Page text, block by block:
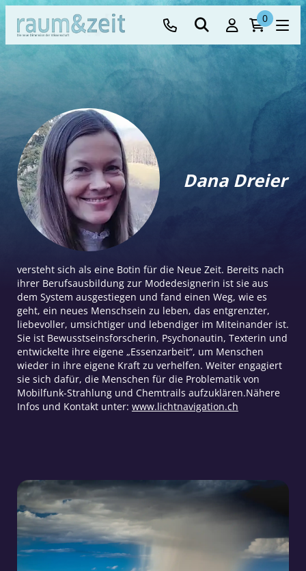
0
Dana Dreier
versteht sich als eine Botin für die Neue Zeit. Bereits nach
ihrer Berufsausbildung zur Modedesignerin ist sie aus
dem System ausgestiegen und fand einen Weg, wie es
geht, ein neues Menschsein zu leben, das entgrenzter,
liebevoller, umsichtiger und lebendiger im Miteinander ist.
Sie ist Bewusstseinsforscherin, Psychonautin, Texterin und
entwickelte ihre eigene „Essenzarbeit“, um Menschen
wieder in ihre eigene Kraft zu verhelfen. Weiter engagiert
sie sich dafür, die Menschen für die Problematik von
Mobilfunk-Strahlung und Chemtrails aufzuklären.Nähere
Infos und Kontakt unter: www.lichtnavigation.ch